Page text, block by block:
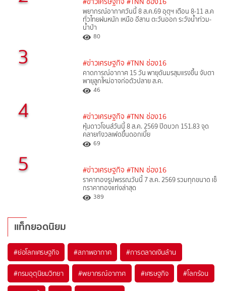
พยากรณ์อากาศวันนี้ 8 ส.ค.69 อุตุฯ เตือน 8-11 ส.ค
ทั่วไทยฝนหนัก เหนือ อีสาน ตะวันออก ระวังน้ำท่วม-
น้ำป่า
80
3 #ข่าวเศรษฐกิจ #TNN ช่อง16
คาดการณ์อากาศ 15 วัน พายุดันมรสุมแรงขึ้น จับตา
พายุลูกใหม่อาจก่อตัวปลาย ส.ค.
46
4 #ข่าวเศรษฐกิจ #TNN ช่อง16
หุ้นดาวโจนส์วันนี้ 8 ส.ค. 2569 ปิดบวก 151.83 จุด
คลายกังวลเฟดขึ้นดอกเบี้ย
69
5 #ข่าวเศรษฐกิจ #TNN ช่อง16
ราคาทองรูปพรรณวันนี้ 7 ส.ค. 2569 รวมทุกขนาด เช็
กราคาทองแท่งล่าสุด
389
แท็กยอดนิยม
#ย่อโลกเศรษฐกิจ #สภาพอากาศ #การตลาดเงินล้าน
#กรมอุตุนิยมวิทยา #พยากรณ์อากาศ #เศรษฐกิจ #โลกร้อน